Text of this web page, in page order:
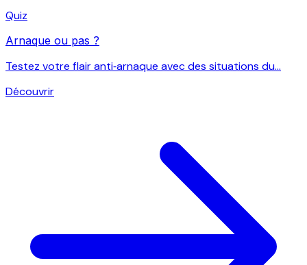
Quiz
Arnaque ou pas ?
Testez votre flair anti‑arnaque avec des situations du...
Découvrir